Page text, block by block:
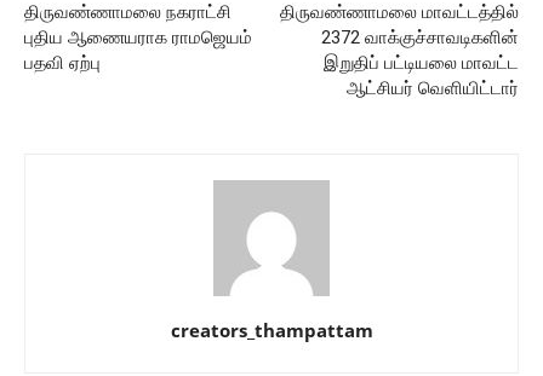
திருவண்ணாமலை நகராட்சி
புதிய ஆணையராக ராமஜெயம்
பதவி ஏற்பு
திருவண்ணாமலை மாவட்டத்தில்
2372 வாக்குச்சாவடிகளின்
இறுதிப் பட்டியலை மாவட்ட
ஆட்சியர் வெளியிட்டார்
creators_thampattam